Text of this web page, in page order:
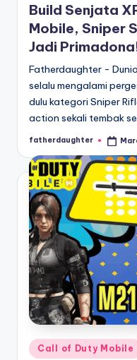
Build Senjata
Mobile, Sniper
Jadi
Fatherdaughter -
selalu mengalami
dulu kategori Sniper
action sekali tembak
Posted
fatherdaughter
Posted
Call of Duty Mobile